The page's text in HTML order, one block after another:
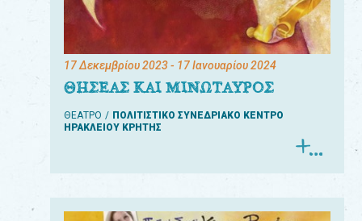
17 Δεκεμβρίου 2023- 17 Ιανουαρίου 2024
ΘΗΣΕΑΣ ΚΑΙ ΜΙΝΩΤΑΥΡΟΣ
ΘΕΑΤΡΟ
ΠΟΛΙΤΙΣΤΙΚΟ ΣΥΝΕΔΡΙΑΚΟ ΚΕΝΤΡΟ
ΗΡΑΚΛΕΙΟΥ ΚΡΗΤΗΣ